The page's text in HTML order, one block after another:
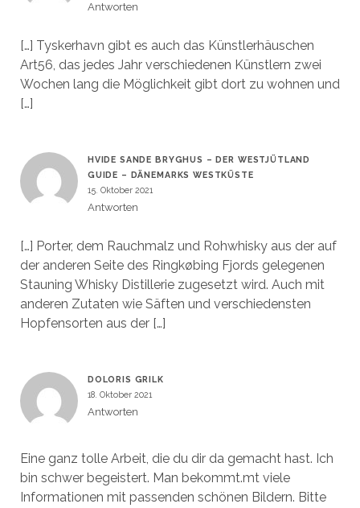
Antworten
[…] Tyskerhavn gibt es auch das Künstlerhäuschen
Art56, das jedes Jahr verschiedenen Künstlern zwei
Wochen lang die Möglichkeit gibt dort zu wohnen und
[…]
HVIDE SANDE BRYGHUS – DER WESTJÜTLAND
GUIDE – DÄNEMARKS WESTKÜSTE
15. Oktober 2021
Antworten
[…] Porter, dem Rauchmalz und Rohwhisky aus der auf
der anderen Seite des Ringkøbing Fjords gelegenen
Stauning Whisky Distillerie zugesetzt wird. Auch mit
anderen Zutaten wie Säften und verschiedensten
Hopfensorten aus der […]
DOLORIS GRILK
18. Oktober 2021
Antworten
Eine ganz tolle Arbeit, die du dir da gemacht hast. Ich
bin schwer begeistert. Man bekommt.mt viele
Informationen mit passenden schönen Bildern. Bitte